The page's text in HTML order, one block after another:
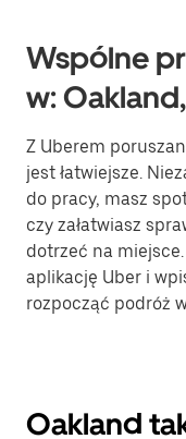
Wspólne
w:
Z Uberem
jest łatwiejsze.
do pracy, masz
czy załatwiasz
dotrzeć na
aplikację Uber i
rozpocząć podróż
Oakland